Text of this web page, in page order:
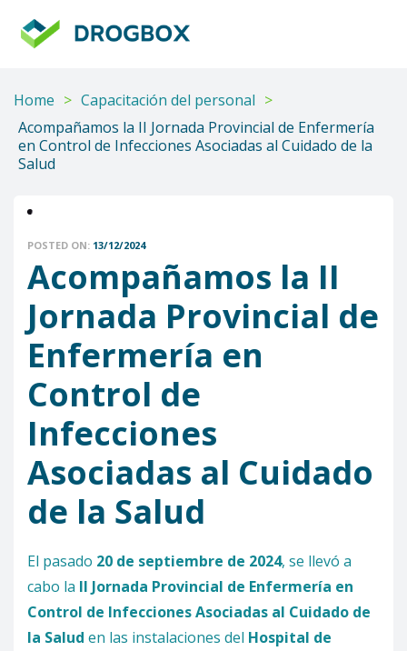
Home > Capacitación del personal >
Acompañamos la II Jornada Provincial de Enfermería
en Control de Infecciones Asociadas al Cuidado de la
Salud
POSTED ON: 13/12/2024
Acompañamos la II
Jornada Provincial de
Enfermería en
Control de
Infecciones
Asociadas al Cuidado
de la Salud
El pasado 20 de septiembre de 2024, se llevó a
cabo la II Jornada Provincial de Enfermería en
Control de Infecciones Asociadas al Cuidado de
la Salud en las instalaciones del Hospital de